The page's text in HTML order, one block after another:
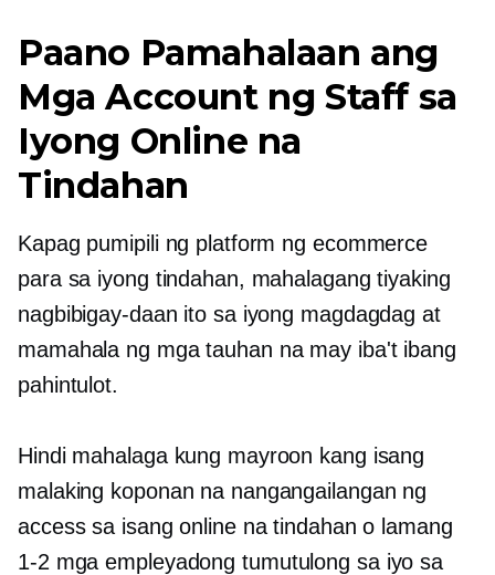
Paano Pamahalaan ang
Mga Account ng Staff sa
Iyong Online na
Tindahan
Kapag pumipili ng platform ng ecommerce
para sa iyong tindahan, mahalagang tiyaking
nagbibigay-daan ito sa iyong magdagdag at
mamahala ng mga tauhan na may iba't ibang
pahintulot.
Hindi mahalaga kung mayroon kang isang
malaking koponan na nangangailangan ng
access sa isang online na tindahan o lamang
1-2 mga empleyadong tumutulong sa iyo sa